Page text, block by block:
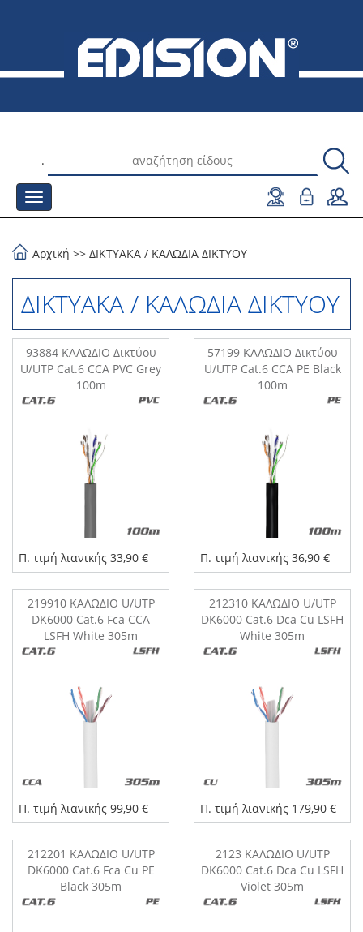
.
Αρχική >> ΔΙΚΤΥΑΚΑ / ΚΑΛΩΔΙΑ ΔΙΚΤΥΟΥ
ΔΙΚΤΥΑΚΑ / ΚΑΛΩΔΙΑ ΔΙΚΤΥΟΥ
93884 ΚΑΛΩΔΙΟ Δικτύου
U/UTP Cat.6 CCA PVC Grey
100m
Π. τιμή λιανικής 33,90 €
57199 ΚΑΛΩΔΙΟ Δικτύου
U/UTP Cat.6 CCA PE Black
100m
Π. τιμή λιανικής 36,90 €
219910 ΚΑΛΩΔΙΟ U/UTP
DK6000 Cat.6 Fca CCA
LSFH White 305m
Π. τιμή λιανικής 99,90 €
212310 ΚΑΛΩΔΙΟ U/UTP
DK6000 Cat.6 Dca Cu LSFH
White 305m
Π. τιμή λιανικής 179,90 €
212201 ΚΑΛΩΔΙΟ U/UTP
DK6000 Cat.6 Fca Cu PE
Black 305m
2123 ΚΑΛΩΔΙΟ U/UTP
DK6000 Cat.6 Dca Cu LSFH
Violet 305m